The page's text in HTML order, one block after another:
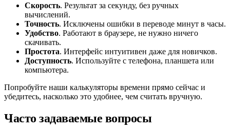
Скорость. Результат за секунду, без ручных
вычислений.
Точность. Исключены ошибки в переводе минут в часы.
Удобство. Работают в браузере, не нужно ничего
скачивать.
Простота. Интерфейс интуитивен даже для новичков.
Доступность. Используйте с телефона, планшета или
компьютера.
Попробуйте наши калькуляторы времени прямо сейчас и
убедитесь, насколько это удобнее, чем считать вручную.
Часто задаваемые вопросы